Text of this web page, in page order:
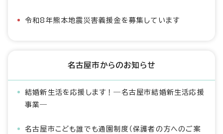
令和8年熊本地震災害義援金を募集しています
名古屋市からのお知らせ
結婚新生活を応援します！―名古屋市結婚新生活応援
事業―
名古屋市こども誰でも通園制度（保護者の方へのご案